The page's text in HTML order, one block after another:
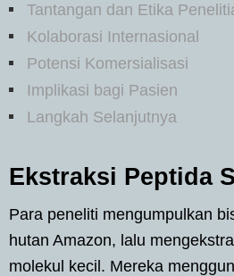
Tantangan dan Etika
Kolaborasi Internasional
Potensi Komersialisasi
Implikasi bagi Pasien
Langkah Selanjutnya
Ekstraksi Peptida
Para peneliti mengumpulkan
hutan Amazon, lalu
molekul kecil. Mereka